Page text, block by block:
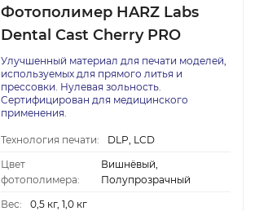
Фотополимер HARZ Labs
Dental Cast Cherry PRO
Улучшенный материал для печати моделей,
используемых для прямого литья и
прессовки. Нулевая зольность.
Cертифицирован для медицинского
применения.
Технология печати:
DLP, LCD
Цвет
фотополимера:
Вишнёвый,
Полупрозрачный
Вес:
0,5 кг, 1,0 кг